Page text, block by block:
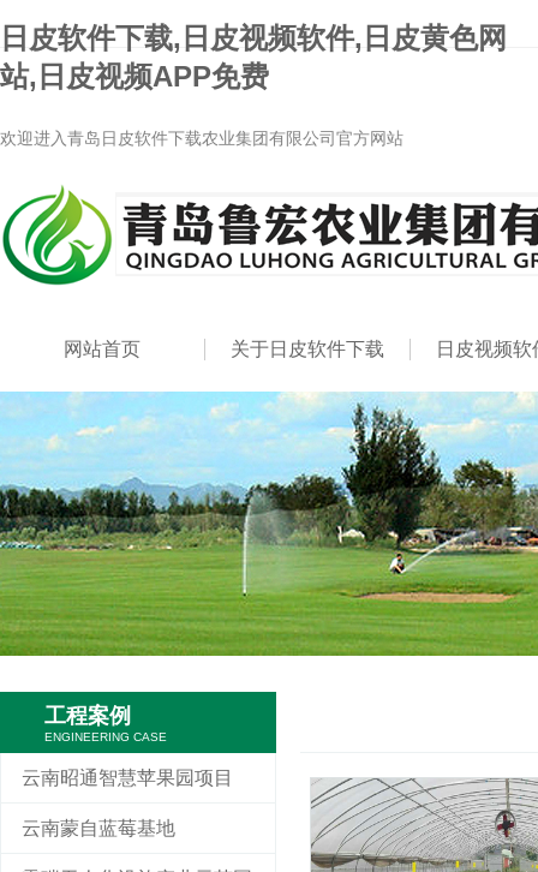
日皮软件下载,日皮视频软件,日皮黄色网
站,日皮视频APP免费
欢迎进入青岛日皮软件下载农业集团有限公司官方网站
网站首页 关于日皮软件下载 日皮视频软
工程案例
ENGINEERING CASE
云南昭通智慧苹果园项目
云南蒙自蓝莓基地